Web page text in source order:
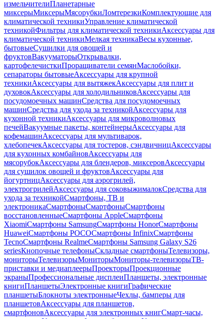
измельчителиПланетарные
миксерыМиксерыМясорубкиЛомтерезкиКомплектующие для
климатической техникиУправление климатической
техникойФильтры для климатической техникиАксессуары для
климатической техникиМелкая техникаВесы кухонные,
бытовыеСушилки для овощей и
фруктовВакууматорыОткрывалки,
картофелечисткиПроращиватели семянМаслобойки,
сепараторы бытовыеАксессуары для крупной
техникиАксессуары для вытяжекАксессуары для плит и
духовокАксессуары для холодильниковАксессуары для
посудомоечных машинСредства для посудомоечных
машинСредства для ухода за техникойАксессуары для
кухонной техникиАксессуары для микроволновых
печейВакуумные пакеты, контейнерыАксессуары для
кофемашинАксессуары для мультиварок,
хлебопечекАксессуары для тостеров, сэндвичницАксессуары
для кухонных комбайновАксессуары для
мясорубокАксессуары для блендеров, миксеровАксессуары
для сушилок овощей и фруктовАксессуары для
йогуртницАксессуары для аэрогрилей,
электрогрилейАксессуары для соковыжималокСредства для
ухода за техникойСмартфоны, ТВ и
электроникаСмартфоныСмартфоныСмартфоны
восстановленныеСмартфоны AppleСмартфоны
XiaomiСмартфоны SamsungСмартфоны HonorСмартфоны
HuaweiСмартфоны POCOСмартфоны InfinixСмартфоны
TecnoСмартфоны RealmeСмартфоны Samsung Galaxy S26
seriesКнопочные телефоныСкладные смартфоныТелевизоры,
мониторыТелевизорыМониторыМониторы-телевизорыТВ-
приставки и медиаплеерыПроекторыПроекционные
экраныПрофессиональные дисплеиПланшеты, электронные
книгиПланшетыЭлектронные книгиГрафические
планшетыБлокноты электронныеЧехлы, бамперы для
планшетовАксессуары для планшетов,
смартфоновАксессуары для электронных книгСмарт-часы,